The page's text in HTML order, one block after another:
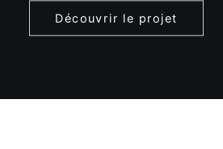
Découvrir le projet